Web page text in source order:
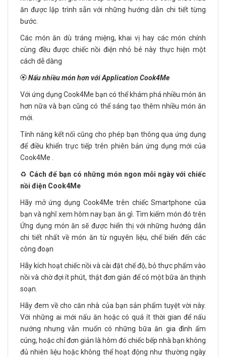
ăn được lập trình sẵn với những hướng dẫn chi tiết từng
bước.
Các món ăn dù tráng miệng, khai vị hay các món chính
cùng đều được chiếc nồi điện nhỏ bé này thực hiện một
cách dễ dàng
🏵️Nấu nhiều món hơn với Application Cook4Me
Với ứng dụng Cook4Me bạn có thể khám phá nhiều món ăn
hơn nữa và bạn cũng có thể sáng tạo thêm nhiều món ăn
mới.
Tính năng kết nối cũng cho phép bạn thông qua ứng dụng
để điều khiển trực tiếp trên phiên bản ứng dụng mới của
Cook4Me .
♻️ Cách để bạn có những món ngon mỗi ngày với chiếc
nồi điện Cook4Me
Hãy mở ứng dụng Cook4Me trên chiếc Smartphone của
bạn và nghĩ xem hôm nay bạn ăn gì. Tìm kiếm món đó trên
Ứng dụng món ăn sẽ được hiển thị với những hướng dẫn
chi tiết nhất về món ăn từ nguyên liệu, chế biến đến các
công đoạn
Hãy kích hoạt chiếc nồi và cài đặt chế độ, bỏ thực phẩm vào
nồi và chờ đợi ít phút, thật đơn giản để có một bữa ăn thịnh
soạn.
Hãy đem về cho căn nhà của bạn sản phẩm tuyệt vời này.
Với những ai mới nấu ăn hoặc có quá ít thời gian để nấu
nướng nhưng vẫn muốn có những bữa ăn gia đình ấm
cúng, hoặc chỉ đơn giản là hôm đó chiếc bếp nhà bạn không
đủ nhiên liệu hoặc không thể hoạt động như thường ngày